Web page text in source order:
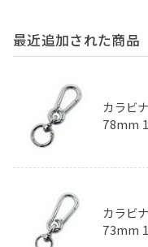
最近追加された商品
カラビ
78mm
カラビ
73mm